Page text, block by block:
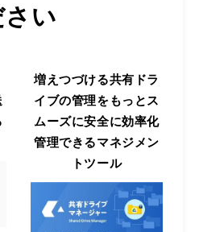
さい
増えつづける共有ドラ
イブの管理をもっとス
ムーズに安全に効率化
管理できるマネジメン
トツール